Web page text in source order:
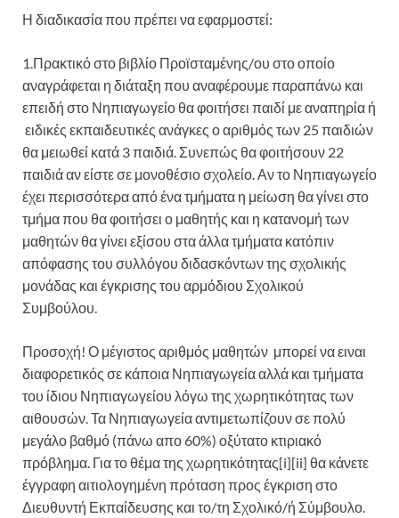
Η διαδικασία που πρέπει να εφαρμοστεί:
1.Πρακτικό στο βιβλίο Προϊσταμένης/ου στο οποίο
αναγράφεται η διάταξη που αναφέρουμε παραπάνω και
επειδή στο Νηπιαγωγείο θα φοιτήσει παιδί με αναπηρία ή
ειδικές εκπαιδευτικές ανάγκες ο αριθμός των 25 παιδιών
θα μειωθεί κατά 3 παιδιά. Συνεπώς θα φοιτήσουν 22
παιδιά αν είστε σε μονοθέσιο σχολείο. Αν το Νηπιαγωγείο
έχει περισσότερα από ένα τμήματα η μείωση θα γίνει στο
τμήμα που θα φοιτήσει ο μαθητής και η κατανομή των
μαθητών θα γίνει εξίσου στα άλλα τμήματα κατόπιν
απόφασης του συλλόγου διδασκόντων της σχολικής
μονάδας και έγκρισης του αρμόδιου Σχολικού
Συμβούλου.
Προσοχή! Ο μέγιστος αριθμός μαθητών μπορεί να ειναι
διαφορετικός σε κάποια Νηπιαγωγεία αλλά και τμήματα
του ίδιου Νηπιαγωγείου λόγω της χωρητικότητας των
αιθουσών. Τα Νηπιαγωγεία αντιμετωπίζουν σε πολύ
μεγάλο βαθμό (πάνω απο 60%) οξύτατο κτιριακό
πρόβλημα. Για το θέμα της χωρητικότητας[i][ii] θα κάνετε
έγγραφη αιτιολογημένη πρόταση προς έγκριση στο
Διευθυντή Εκπαίδευσης και το/τη Σχολικό/ή Σύμβουλο.